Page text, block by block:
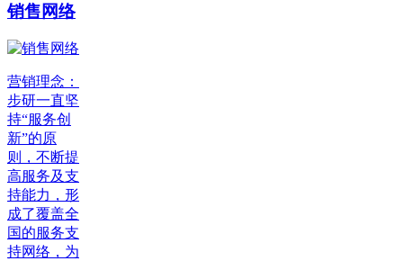
销售网络
营销理念：
步研一直坚
持“服务创
新”的原
则，不断提
高服务及支
持能力，形
成了覆盖全
国的服务支
持网络，为